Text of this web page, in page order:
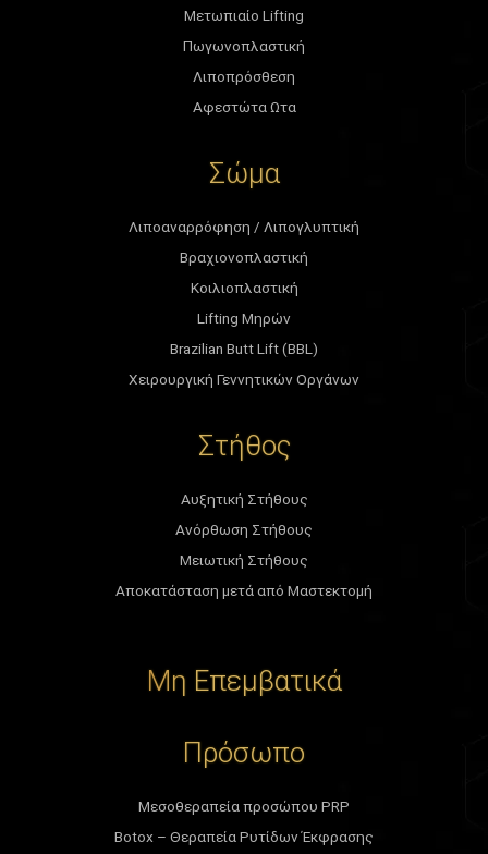
Μετωπιαίο Lifting
Πωγωνοπλαστική
Λιποπρόσθεση
Αφεστώτα Ωτα
Σώμα
Λιποαναρρόφηση / Λιπογλυπτική
Βραχιονοπλαστική
Κοιλιοπλαστική
Lifting Μηρών
Brazilian Butt Lift (BBL)
Χειρουργική Γεννητικών Οργάνων
Στήθος
Αυξητική Στήθους
Ανόρθωση Στήθους
Μειωτική Στήθους
Αποκατάσταση μετά από Μαστεκτομή
Μη Επεμβατικά
Πρόσωπο
Μεσοθεραπεία προσώπου PRP
Botox – Θεραπεία Ρυτίδων Έκφρασης